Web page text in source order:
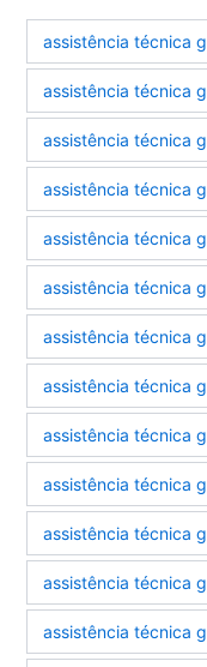
assistência técnica
assistência técnica
assistência técnica
assistência técnica
assistência técnica
assistência técnica
assistência técnica
assistência técnica
assistência técnica
assistência técnica
assistência técnica
assistência técnica
assistência técnica